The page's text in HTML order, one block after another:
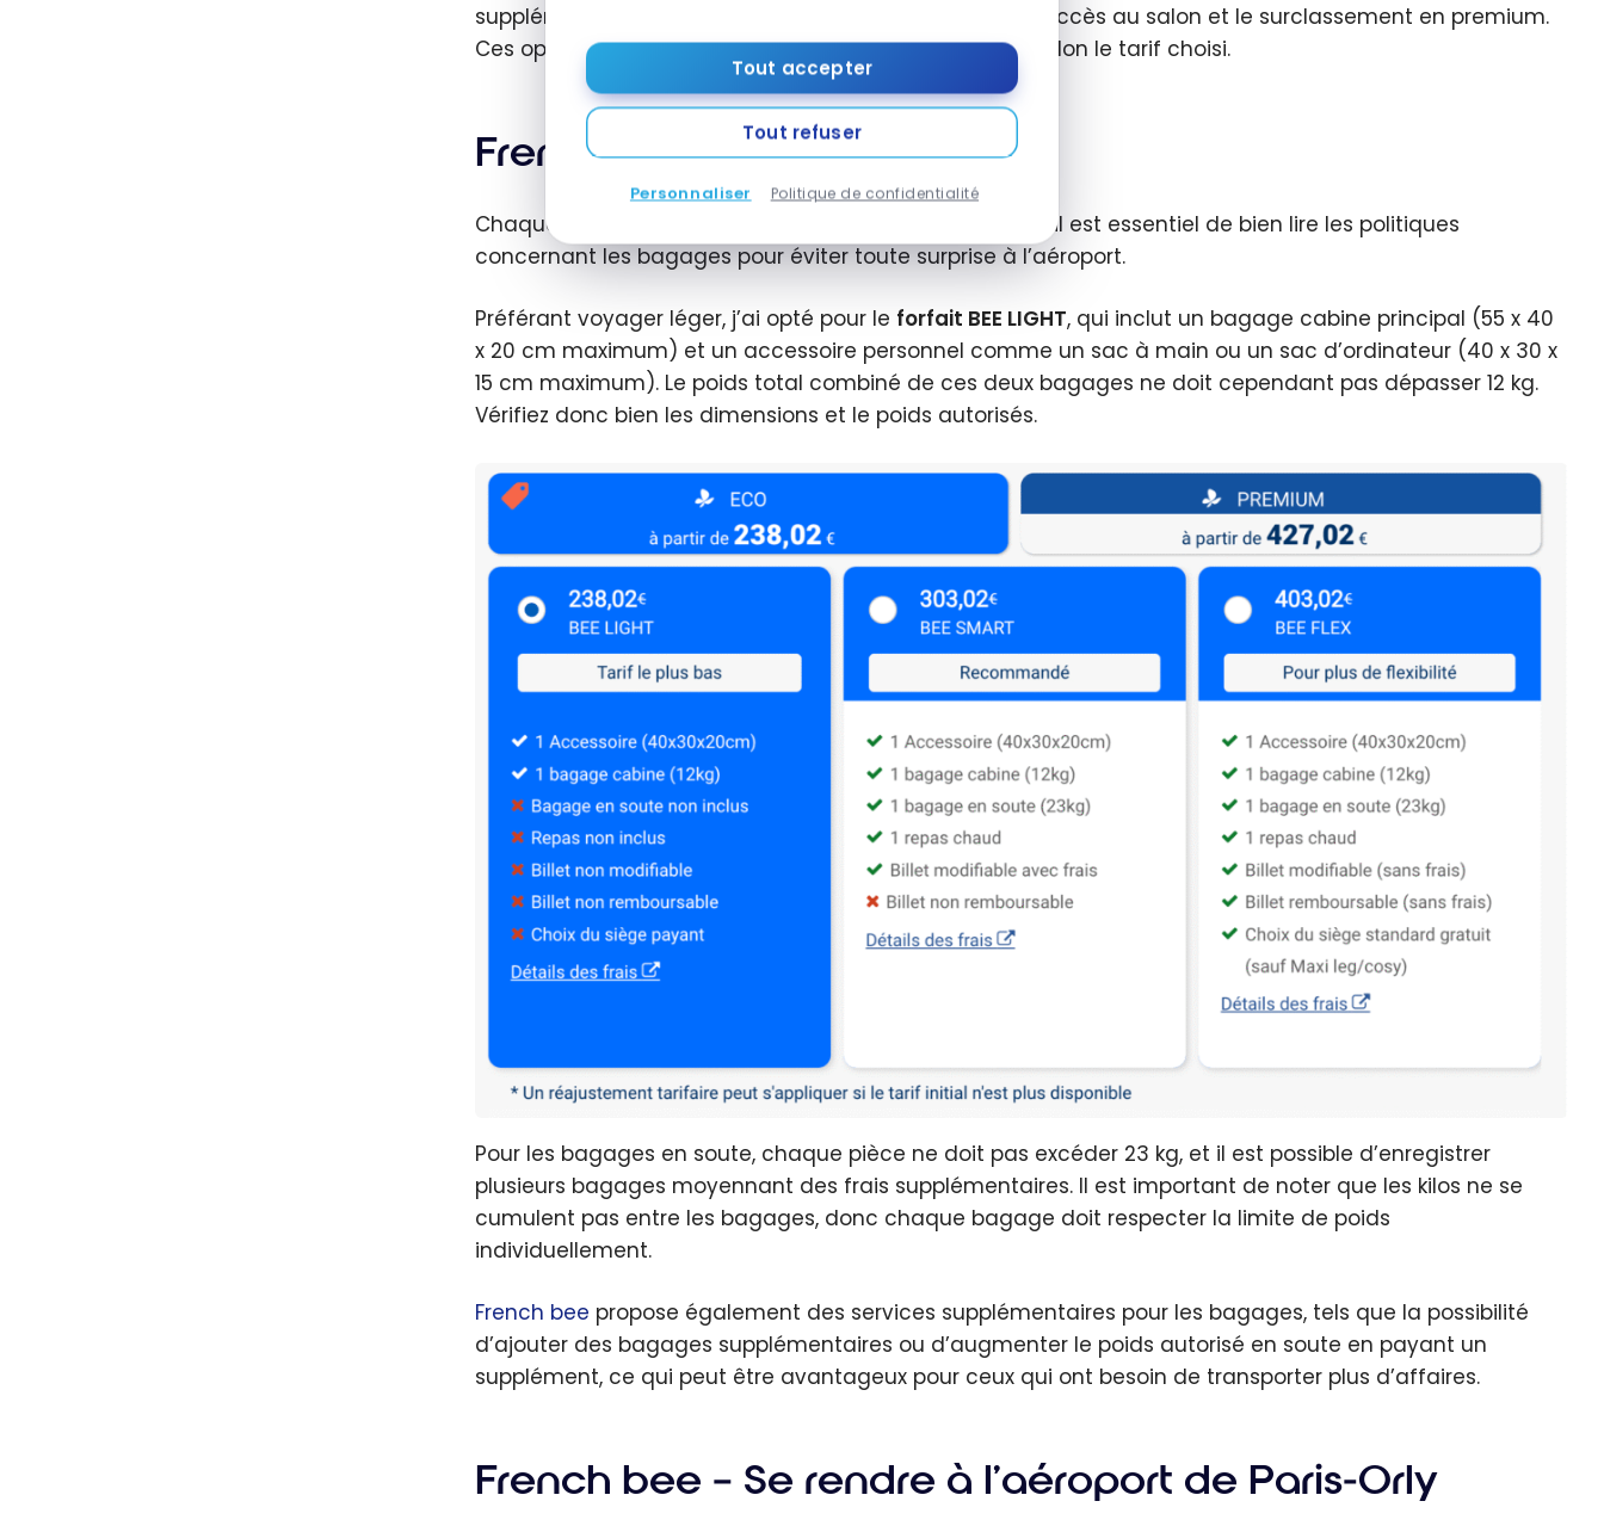
Tout accepter
Tout refuser
Personnaliser Politique de confidentialité
supplémentaires comme l’embarquement prioritaire, l’accès au salon et le surclassement en premium.
Ces options permettent de personnaliser son voyage selon le tarif choisi.
French bee –Bagages
Chaque compagnie aérienne ayant ses propres règles, il est essentiel de bien lire les politiques
concernant les bagages pour éviter toute surprise à l’aéroport.
Préférant voyager léger, j’ai opté pour le forfait BEE LIGHT, qui inclut un bagage cabine principal (55 x 40
x 20 cm maximum) et un accessoire personnel comme un sac à main ou un sac d’ordinateur (40 x 30 x
15 cm maximum). Le poids total combiné de ces deux bagages ne doit cependant pas dépasser 12 kg.
Vérifiez donc bien les dimensions et le poids autorisés.
Pour les bagages en soute, chaque pièce ne doit pas excéder 23 kg, et il est possible d’enregistrer
plusieurs bagages moyennant des frais supplémentaires. Il est important de noter que les kilos ne se
cumulent pas entre les bagages, donc chaque bagage doit respecter la limite de poids
individuellement.
French bee propose également des services supplémentaires pour les bagages, tels que la possibilité
d’ajouter des bagages supplémentaires ou d’augmenter le poids autorisé en soute en payant un
supplément, ce qui peut être avantageux pour ceux qui ont besoin de transporter plus d’affaires.
French bee – Se rendre à l’aéroport de Paris-Orly